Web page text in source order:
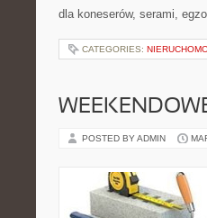
dla koneserów, serami,
CATEGORIES:
POSTED BY ADMIN